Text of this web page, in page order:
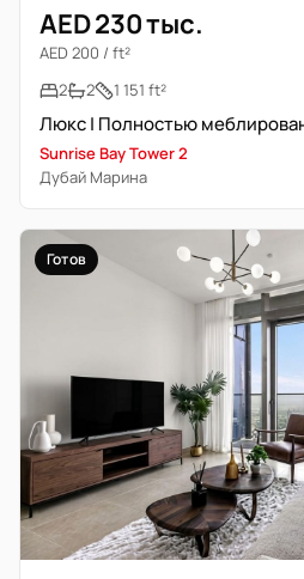
AED 230 тыс.
AED 200 / ft²
2
2 1 151 ft²
Sunrise Bay Tower 2
Дубай Марина
Готов